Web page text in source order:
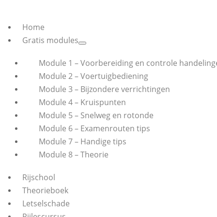
Home
Gratis modules
Module 1 – Voorbereiding en controle
Module 2 – Voertuigbediening
Module 3 – Bijzondere verrichtingen
Module 4 – Kruispunten
Module 5 – Snelweg en rotonde
Module 6 – Examenrouten tips
Module 7 – Handige tips
Module 8 – Theorie
Rijschool
Theorieboek
Letselschade